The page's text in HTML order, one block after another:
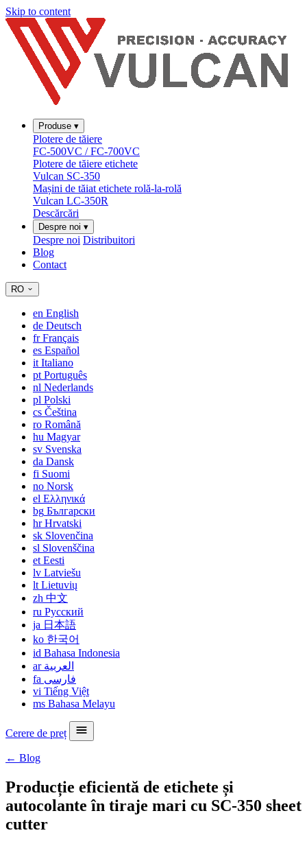
Skip to content
Produse ▾
Plotere de tăiere
FC-500VC / FC-700VC
Plotere de tăiere etichete
Vulcan SC-350
Mașini de tăiat etichete rolă-la-rolă
Vulcan LC-350R
Descărcări
Despre noi ▾
Despre noi Distribuitori
Blog
Contact
RO
en English
de Deutsch
frFrançais
es Español
it Italiano
pt Português
nl Nederlands
pl Polski
cs Čeština
ro Română
hu Magyar
sv Svenska
da Dansk
fi Suomi
no Norsk
el Ελληνικά
bg Български
hrHrvatski
sk Slovenčina
sl Slovenščina
et Eesti
lv Latviešu
lt Lietuvių
zh 中文
ru Русский
ja 日本語
ko 한국어
id Bahasa Indonesia
ar العربية
fa فارسی
vi Tiếng Việt
ms Bahasa Melayu
Cerere de preț
← Blog
Producție eficientă de etichete și
autocolante în tiraje mari cu SC-350 sheet
cutter